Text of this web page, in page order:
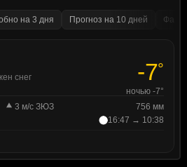
на 3 дня Прогноз на 10 дней
снег -7°
ночью -7°
3 м/с ЗЮЗ
756 мм
16:47 → 10:38